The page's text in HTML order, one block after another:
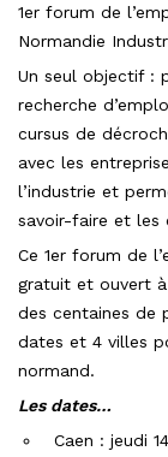
1er forum de
Normandie
Un seul objectif :
recherche
cursus de
avec les
l’industrie et
savoir-faire et les
Ce 1er forum de
gratuit et ouvert
des centaines de
dates et 4 villes
normand.
Les dates…
Caen : jeudi